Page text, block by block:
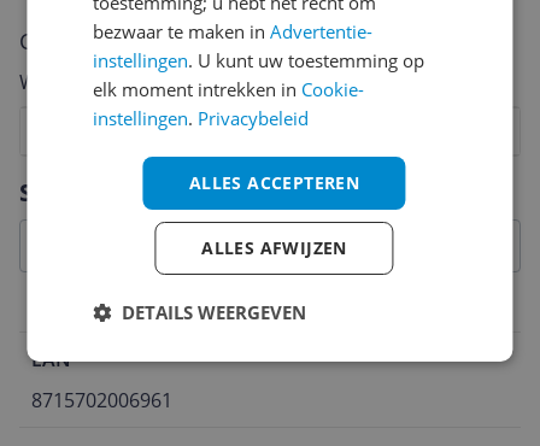
Specificaties
Belangrijkste kenmerken
EAN
8715702006961
Cijfer
Welk cijfer geef jij dit product?
6
5
4
3
2
Vraag 1 van 4
bezwaar te maken inAdvertentie-
instellingen. U kunt uw toestemming op
elk moment intrekken in Cookie-
instellingen. Privacybeleid
ALLES ACCEPTEREN
ALLES AFWIJZEN
DETAILS WEERGEVEN